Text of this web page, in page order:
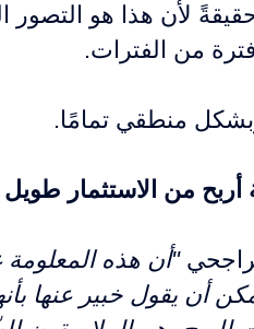
حقيقةً لأن هذا هو
من الفترات.
منطقي تمامًا.
أربح من الاستثمار
"أن هذه
أن يقول خبير عنها